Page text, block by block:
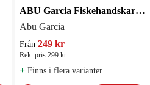
ABU Garcia Fiskehandskar professional
Abu Garcia
Från 249 kr
Rek. pris 299 kr
+ Finns i flera varianter